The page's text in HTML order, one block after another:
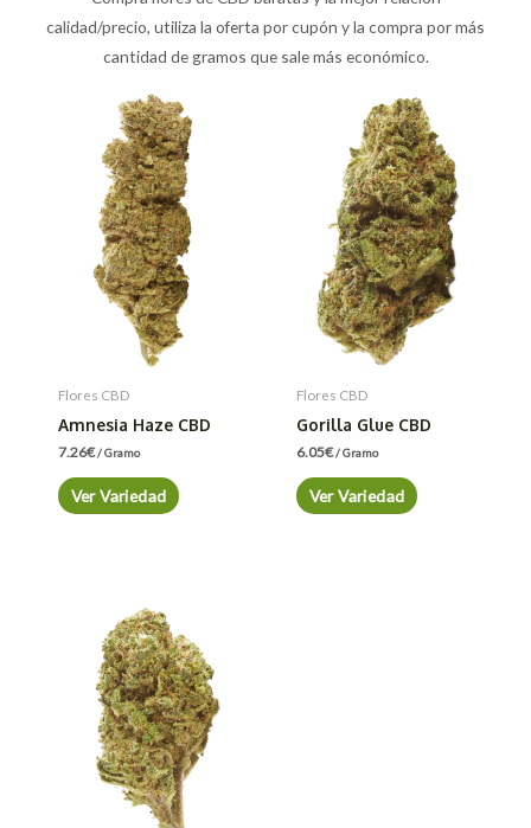
calidad/precio, utiliza la oferta por cupón y la compra por más
cantidad de gramos que sale más económico.
Flores CBD
Amnesia Haze CBD
7.26€/ Gramo
Ver Variedad
Flores CBD
Gorilla Glue CBD
6.05€/ Gramo
Ver Variedad